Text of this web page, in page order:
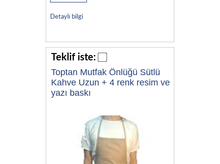
Detaylı bilgi
Teklif iste:
Toptan Mutfak Önlüğü Sütlü
Kahve Uzun + 4 renk resim ve
yazı baskı